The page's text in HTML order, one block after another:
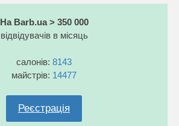
На Barb.ua > 350 000
відвідувачів в місяць
салонів: 8143
майстрів: 14477
Реєстрація